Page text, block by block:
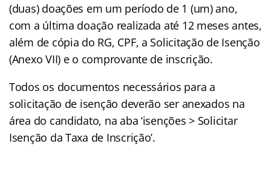
(duas) doações em um período de 1 (um) ano,
com a última doação realizada até 12 meses antes,
além de cópia do RG, CPF, a Solicitação de Isenção
(Anexo VII) e o comprovante de inscrição.
Todos os documentos necessários para a
solicitação de isenção deverão ser anexados na
área do candidato, na aba ‘isenções > Solicitar
Isenção da Taxa de Inscrição’.